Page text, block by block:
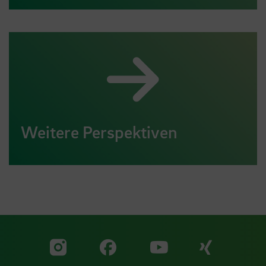
Weitere Perspektiven
Zu unserer Facebook
Zu